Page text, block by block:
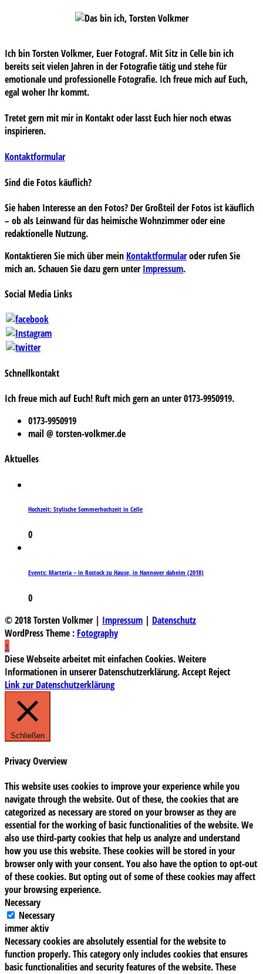
Ich bin Torsten Volkmer, Euer Fotograf. Mit Sitz in Celle bin ich
bereits seit vielen Jahren in der Fotografie tätig und stehe für
emotionale und professionelle Fotografie. Ich freue mich auf Euch,
egal woher Ihr kommt.
Tretet gern mit mir in Kontakt oder lasst Euch hier noch etwas
inspirieren.
Kontaktformular
Sind die Fotos käuflich?
Sie haben Interesse an den Fotos? Der Großteil der Fotos ist käuflich
– ob als Leinwand für das heimische Wohnzimmer oder eine
redaktionelle Nutzung.
Kontaktieren Sie mich über mein Kontaktformularoder rufen Sie
mich an. Schauen Sie dazu gern unterImpressum.
Social Media Links
Schnellkontakt
Ich freue mich auf Euch! Ruft mich gern an unter 0173-9950919.
0173-9950919
mail @ torsten-volkmer.de
Aktuelles
Hochzeit: Stylische Sommerhochzeit in Celle
0
Events: Marteria – in Rostock zu Hause, in Hannover daheim (2018)
0
© 2018 Torsten Volkmer | Impressum | Datenschutz
WordPress Theme : Fotography
↑
Diese Webseite arbeitet mit einfachen Cookies. Weitere
Informationen in unserer Datenschutzerklärung.Accept Reject
Link zur Datenschutzerklärung
Schließen
Privacy Overview
This website uses cookies to improve your experience while you
navigate through the website. Out of these, the cookies that are
categorized as necessary are stored on your browser as they are
essential for the working of basic functionalities of the website. We
also use third-party cookies that help us analyze and understand
how you use this website. These cookies will be stored in your
browser only with your consent. You also have the option to opt-out
of these cookies. But opting out of some of these cookies may affect
your browsing experience.
Necessary
Necessary
immer aktiv
Necessary cookies are absolutely essential for the website to
function properly. This category only includes cookies that ensures
basic functionalities and security features of the website. These